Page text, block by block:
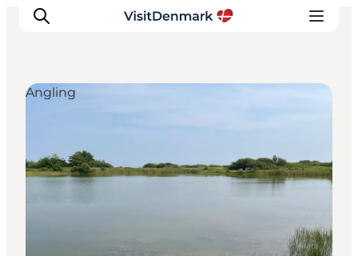
Destinations
Quoi faire
Angling